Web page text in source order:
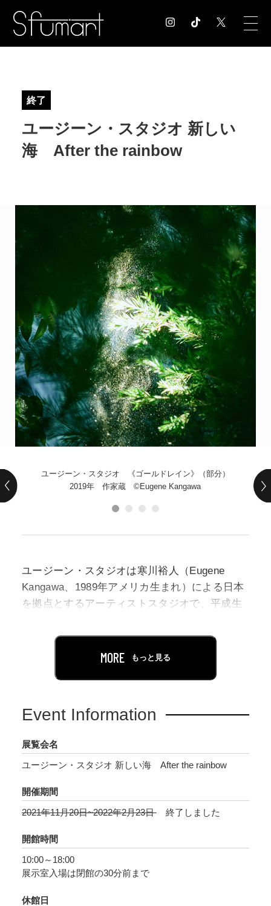
EXHIBITION 展覧会情報
MUSEUM 美術館情報
CONTACT お問合せ
POLICY COMPANY
終了
ユージーン・スタジオ 新しい
海 After the rainbow
ユージーン・スタジオ 《ゴールドレイン》（部分）
2019年 作家蔵 ©Eugene Kangawa
ユージーン・スタジオは寒川裕人（Eugene
Kangawa、1989年アメリカ生まれ）による日本
を拠点とするアーティストスタジオで、平成生
個展を開催します。
ン、映像作品、彫刻作品等で構成し、代表作
や《善悪の荒野》（2017）から未発表の最新作
岐にわたる活動に通底する視点や発想、哲学を
ひも解きます。
MORE もっと見る
Event Information
展覧会名
ユージーン・スタジオ 新しい海 After the rainbow
開催期間
2021年11月20日~2022年2月23日
終了しました
開館時間
10:00～18:00
展示室入場は閉館の30分前まで
休館日